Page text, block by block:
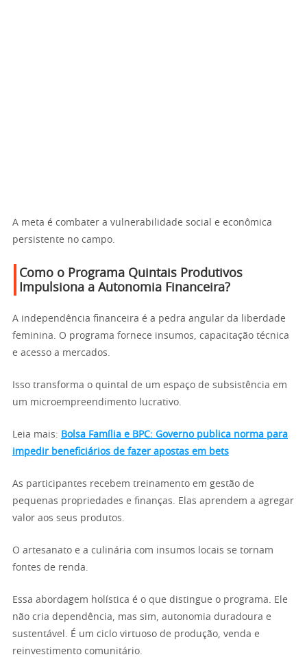
A meta é combater a vulnerabilidade social e econômica
persistente no campo.
Como o Programa Quintais Produtivos
Impulsiona a Autonomia Financeira?
A independência financeira é a pedra angular da liberdade
feminina. O programa fornece insumos, capacitação técnica
e acesso a mercados.
Isso transforma o quintal de um espaço de subsistência em
um microempreendimento lucrativo.
Leia mais: Bolsa Família e BPC: Governo publica norma para
impedir beneficiários de fazer apostas em bets
As participantes recebem treinamento em gestão de
pequenas propriedades e finanças. Elas aprendem a agregar
valor aos seus produtos.
O artesanato e a culinária com insumos locais se tornam
fontes de renda.
Essa abordagem holística é o que distingue o programa. Ele
não cria dependência, mas sim, autonomia duradoura e
sustentável. É um ciclo virtuoso de produção, venda e
reinvestimento comunitário.